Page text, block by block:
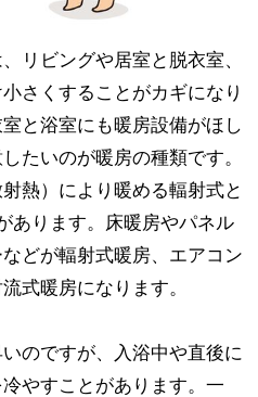
リビングや居室と脱衣室、
さくすることがカギになり
と浴室にも暖房設備がほし
たいのが暖房の種類です。
熱）により暖める輻射式と
あります。床暖房やパネル
どが輻射式暖房、エアコン
式暖房になります。
のですが、入浴中や直後に
やすことがあります。一